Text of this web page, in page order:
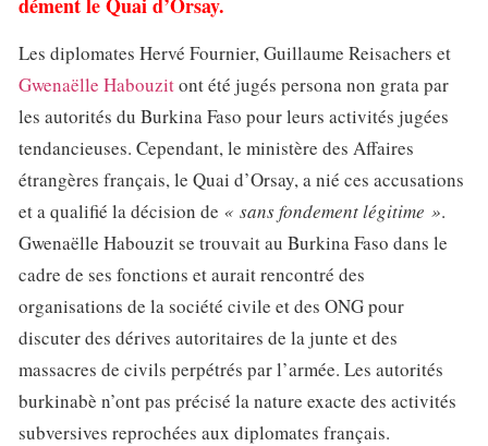
dément le Quai d’Orsay.
Les diplomates Hervé Fournier, Guillaume Reisachers et
Gwenaëlle Habouzitont été jugés persona non grata par
les autorités du Burkina Faso pour leurs activités jugées
tendancieuses. Cependant, le ministère des Affaires
étrangères français, le Quai d’Orsay, a nié ces accusations
et a qualifié la décision de « sans fondement légitime ».
Gwenaëlle Habouzit se trouvait au Burkina Faso dans le
cadre de ses fonctions et aurait rencontré des
organisations de la société civile et des ONG pour
discuter des dérives autoritaires de la junte et des
massacres de civils perpétrés par l’armée. Les autorités
burkinabè n’ont pas précisé la nature exacte des activités
subversives reprochées aux diplomates français.